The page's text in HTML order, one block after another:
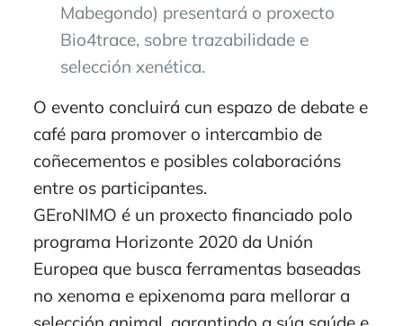
Mabegondo) presentará o proxecto
Bio4trace, sobre trazabilidade e
selección xenética.
O evento concluirá cun espazo de debate e
café para promover o intercambio de
coñecementos e posibles colaboracións
entre os participantes.
GEroNIMO é un proxecto financiado polo
programa Horizonte 2020 da Unión
Europea que busca ferramentas baseadas
no xenoma e epixenoma para mellorar a